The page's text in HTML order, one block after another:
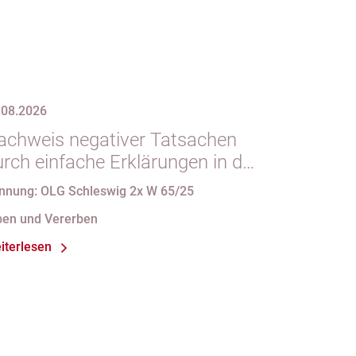
negativer Tatsachen
einfache Erklärungen in der
des § 29 GBO (hier:
OLG Schleswig 2x W 65/25
und Vererben